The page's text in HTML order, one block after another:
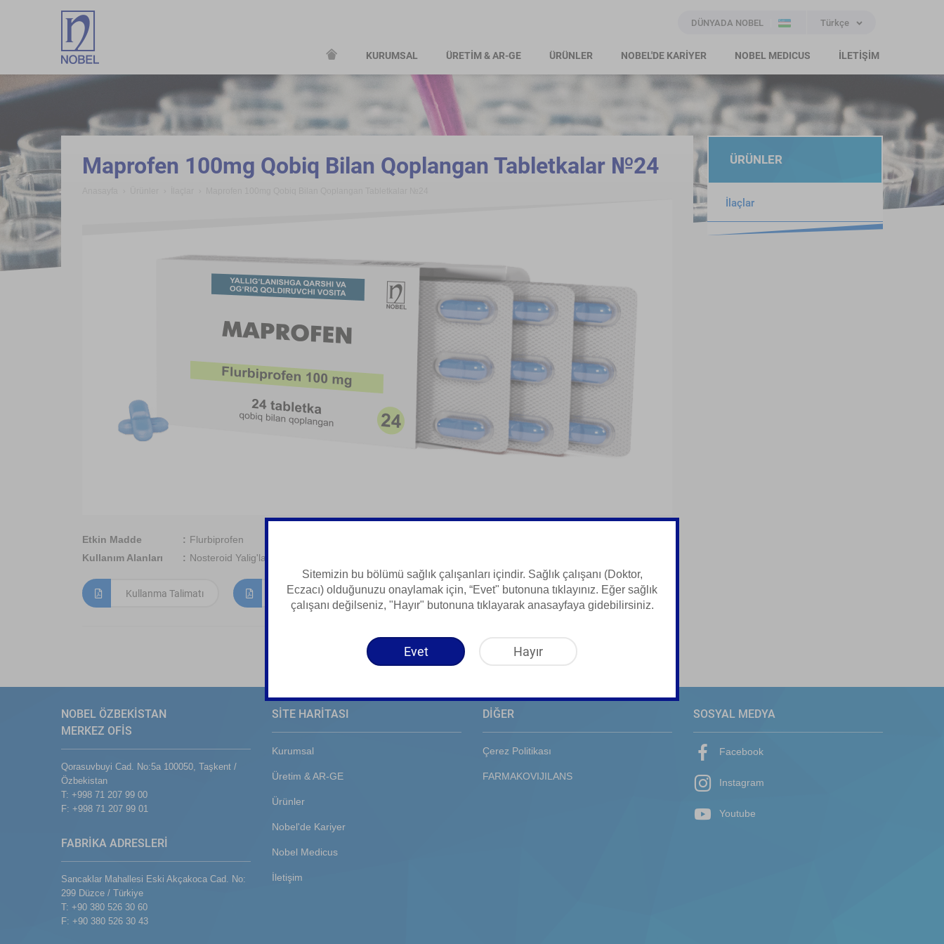
DÜNYADA NOBEL Türkçe
KURUMSAL ÜRETİM & AR-GE ÜRÜNLER NOBEL'DE KARİYER NOBEL MEDICUS İLETİŞİM
Maprofen 100mg Qobiq Bilan Qoplangan Tabletkalar №24
Etkin Madde
Flurbiprofen
Kullanım Alanları
Nosteroid Yalig'lanishga Qarsi Vosita
Kullanma Talimatı Kısa Ürün Bilgisi
ÜRÜNLER
İlaçlar
NOBEL ÖZBEKİSTAN
MERKEZ OFİS
Qorasuvbuyi Cad. No:5a 100050, Taşkent /
Özbekistan
T: +998 71 207 99 00
F: +998 71 207 99 01
FABRİKA ADRESLERİ
Sancaklar Mahallesi Eski Akçakoca Cad. No:
299 Düzce / Türkiye
T: +90 380 526 30 60
F: +90 380 526 30 43
SİTE HARİTASI
Kurumsal
Üretim & AR-GE
Ürünler
Nobel'de Kariyer
Nobel Medicus
İletişim
DİĞER
Çerez Politikası
FARMAKOVIJILANS
SOSYAL MEDYA
Facebook
Instagram
Youtube
Sitemizin bu bölümü sağlık çalışanları içindir. Sağlık çalışanı (Doktor,
Eczacı) olduğunuzu onaylamak için, “Evet" butonuna tıklayınız. Eğer sağlık
çalışanı değilseniz, "Hayır" butonuna tıklayarak anasayfaya gidebilirsiniz.
Evet Hayır